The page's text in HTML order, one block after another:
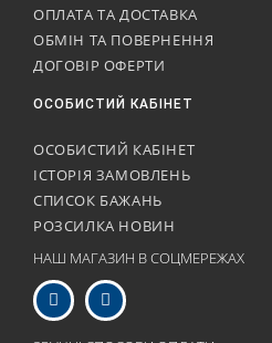
ОПЛАТА ТА ДОСТАВКА
ОБМІН ТА ПОВЕРНЕННЯ
ДОГОВІР ОФЕРТИ
ОСОБИСТИЙ КАБІНЕТ
ОСОБИСТИЙ КАБІНЕТ
ІСТОРІЯ ЗАМОВЛЕНЬ
СПИСОК БАЖАНЬ
РОЗСИЛКА НОВИН
НАШ МАГАЗИН В СОЦМЕРЕЖАХ